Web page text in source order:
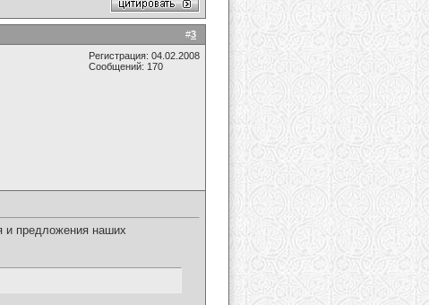
#3
Регистрация: 04.02.2008
Сообщений: 170
и предложения наших